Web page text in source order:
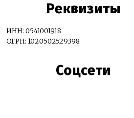
Реквизиты
ИНН: 0541001918
ОГРН: 1020502529398
Соцсети